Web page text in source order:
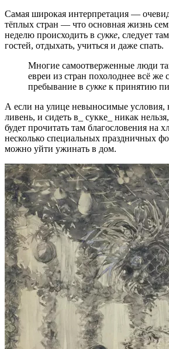
Самая широкая интерпретация —
тёплых стран — что основная жизнь
неделю происходить в сукке, следует
гостей, отдыхать, учиться и даже спать.
Многие самоотверженные люди
евреи из стран похолоднее всё же
пребывание в сукке к принятию
А если на улице невыносимые условия,
ливень, и сидеть в_ сукке_ никак
будет прочитать там благословения на
несколько специальных праздничных
можно уйти ужинать в дом.